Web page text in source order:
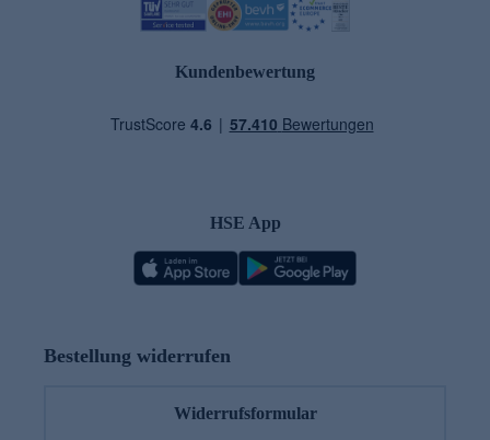
Kundenbewertung
HSE App
Bestellung widerrufen
Widerrufsformular